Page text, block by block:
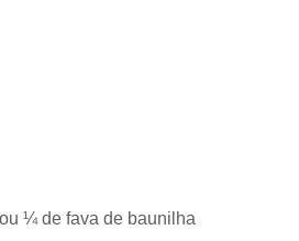
¼ de fava de baunilha